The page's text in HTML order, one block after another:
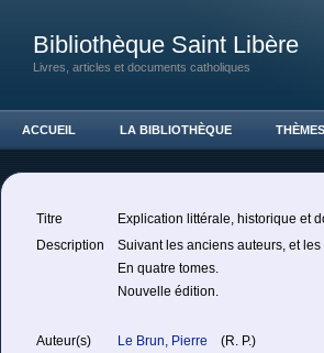
Bibliothèque Saint Libère
Livres, articles et documents catholiques
ACCUEIL LA BIBLIOTHÈQUE THÈMES
Titre
Explication littérale, historique et
Description
Suivant les anciens auteurs, et
En quatre tomes.
Nouvelle édition.
Auteur(s) Le Brun, Pierre
(R. P.)